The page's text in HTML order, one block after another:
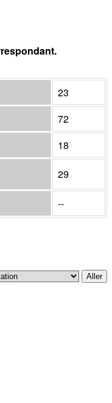
23
72
18
29
--